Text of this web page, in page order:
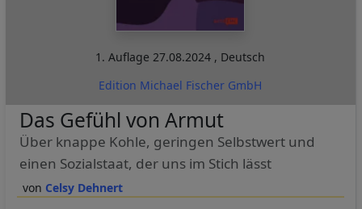
1. Auflage27.08.2024 , Deutsch
Edition Michael Fischer GmbH
Celsy Dehnert
Das Gefühl von Armut
Über knappe Kohle, geringen Selbstwert und
einen Sozialstaat, der uns im Stich lässt